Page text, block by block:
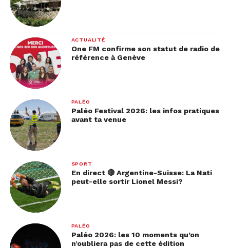
ACTUALITÉ
One FM confirme son statut de radio de
référence à Genève
PALÉO
Paléo Festival 2026: les infos pratiques
avant ta venue
SPORT
En direct 🔴 Argentine-Suisse: La Nati
peut-elle sortir Lionel Messi?
PALÉO
Paléo 2026: les 10 moments qu’on
n’oubliera pas de cette édition